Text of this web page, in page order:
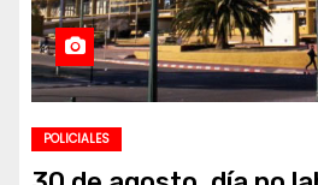
POLICIALES